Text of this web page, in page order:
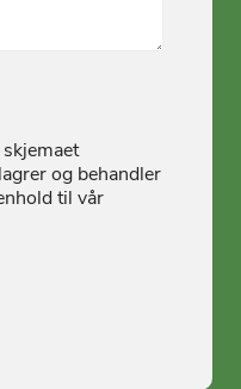
skjemaet
og behandler
til vår